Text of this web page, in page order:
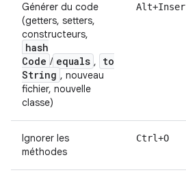
Générer du code
(getters, setters,
constructeurs,
hash
Code / equals ,
to
String , nouveau
fichier, nouvelle
classe)
Alt+Inser
Ignorer les
méthodes
Ctrl+O